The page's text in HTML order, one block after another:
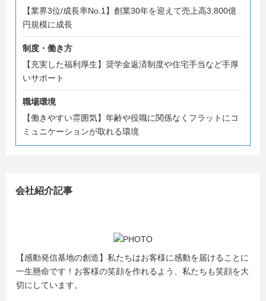
アカウント：「@nexus_saiyo」
【業界3位/成長率No.1】創業30年を迎えて売上高3,800億
円規模に成長
制度・働き方
【充実した福利厚生】奨学金返済制度や住宅手当など手厚
いサポート
職場環境
【働きやすい雰囲気】年齢や役職に関係なくフラットにコ
ミュニケーションが取れる環境
会社紹介記事
【感動発信基地の創造】私たちはお客様に感動を届けることに
一生懸命です！お客様の笑顔を作れるよう、私たちも笑顔を大
切にしています。